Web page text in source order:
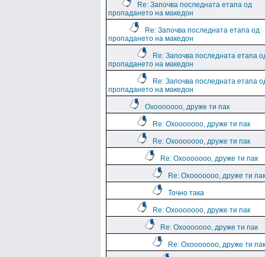
Re: Започва последната етапа од
пропадането на македон
Re: Започва последната етапа од
пропадането на македон
Re: Започва последната етапа
пропадането на македон
Re: Започва последната етапа
пропадането на македон
Охооооооо, друже ти пак
Re: Охооооооо, друже ти пак
Re: Охооооооо, друже ти пак
Re: Охооооооо, друже ти пак
Re: Охооооооо, друже ти пак
Точно така
Re: Охооооооо, друже ти пак
Re: Охооооооо, друже ти пак
Re: Охооооооо, друже ти пак